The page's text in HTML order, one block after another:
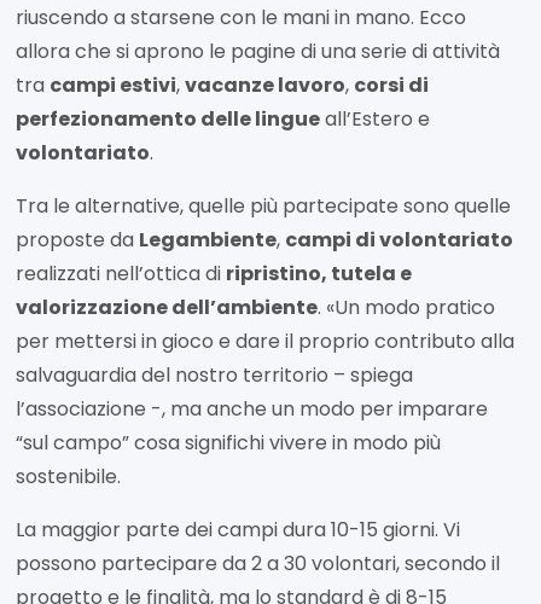
riuscendo a starsene con le mani in mano. Ecco
allora che si aprono le pagine di una serie di attività
tra campi estivi,vacanze lavoro, corsi di
perfezionamento delle lingueall’Estero e
volontariato.
Tra le alternative, quelle più partecipate sono quelle
proposte da Legambiente, campi di volontariato
realizzati nell’ottica di ripristino, tutela e
valorizzazione dell’ambiente. «Un modo pratico
per mettersi in gioco e dare il proprio contributo alla
salvaguardia del nostro territorio – spiega
l’associazione -, ma anche un modo per imparare
“sul campo” cosa significhi vivere in modo più
sostenibile.
La maggior parte dei campi dura 10-15 giorni. Vi
possono partecipare da 2 a 30 volontari, secondo il
progetto e le finalità, ma lo standard è di 8-15